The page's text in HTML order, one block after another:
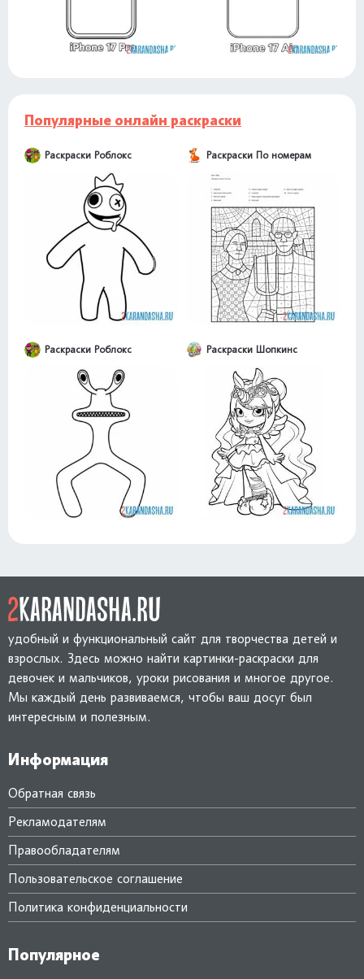
Популярные онлайн раскраски
Раскраски Роблокс Раскраски По номерам
Раскраски Роблокс Раскраски Шопкинс
удобный и функциональный сайт для творчества детей и
взрослых. Здесь можно найти картинки-раскраски для
девочек и мальчиков, уроки рисования и многое другое.
Мы каждый день развиваемся, чтобы ваш досуг был
интересным и полезным.
Информация
Обратная связь
Рекламодателям
Правообладателям
Пользовательское соглашение
Политика конфиденциальности
Популярное